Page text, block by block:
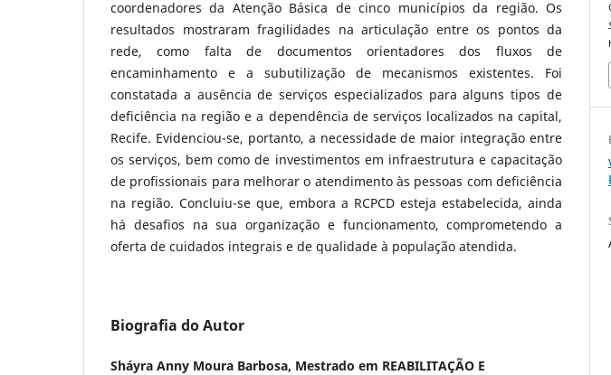
coordenadores da Atenção Básica de cinco municípios da região. Os
resultados mostraram fragilidades na articulação entre os pontos da
rede, como falta de documentos orientadores dos fluxos de
encaminhamento e a subutilização de mecanismos existentes. Foi
constatada a ausência de serviços especializados para alguns tipos de
deficiência na região e a dependência de serviços localizados na capital,
Recife. Evidenciou-se, portanto, a necessidade de maior integração entre
os serviços, bem como de investimentos em infraestrutura e capacitação
de profissionais para melhorar o atendimento às pessoas com deficiência
na região. Concluiu-se que, embora a RCPCD esteja estabelecida, ainda
há desafios na sua organização e funcionamento, comprometendo a
oferta de cuidados integrais e de qualidade à população atendida.
Biografia do Autor
Sháyra Anny Moura Barbosa, Mestrado em REABILITAÇÃO E